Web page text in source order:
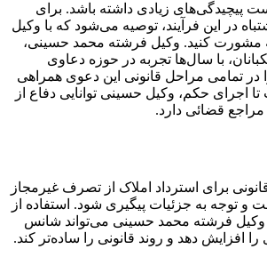
پیچیدگی‌های زیادی داشته باشد. برای
در این فرآیند، توصیه می‌شود که با وکیل
مشورت کنید. وکیل فرشته محمد حسینی،
با سال‌ها تجربه در حوزه دعاوی
در تمامی مراحل قانونی این دعوی همراهی
اجرای حکم، وکیل حسینی توانایی دفاع از
قضائی دارد.
برای استرداد املاک از تصرف غیرمجاز
و توجه به جزئیات پیگیری شود. استفاده از
وکیل فرشته محمد حسینی می‌تواند شانس
افزایش دهد و روند قانونی را ساده‌تر کند.